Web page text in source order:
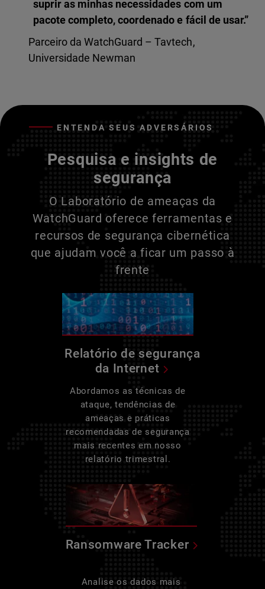
suprir as minhas necessidades com um
pacote completo, coordenado e fácil de usar.”
Parceiro da WatchGuard – Tavtech,
Universidade Newman
ENTENDA SEUS ADVERSÁRIOS
Pesquisa e insights de
segurança
O Laboratório de ameaças da
WatchGuard oferece ferramentas e
recursos de segurança cibernética
que ajudam você a ficar um passo à
frente
Relatório de segurança
da Internet
Abordamos as técnicas de
ataque, tendências de
ameaças e práticas
recomendadas de segurança
mais recentes em nosso
relatório trimestral.
Ransomware Tracker
Analise os dados mais